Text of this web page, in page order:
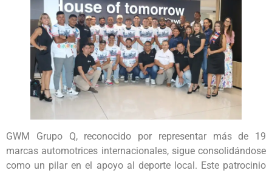
GWM Grupo Q, reconocido por representar más de 19
marcas automotrices internacionales, sigue consolidándose
como un pilar en el apoyo al deporte local. Este patrocinio